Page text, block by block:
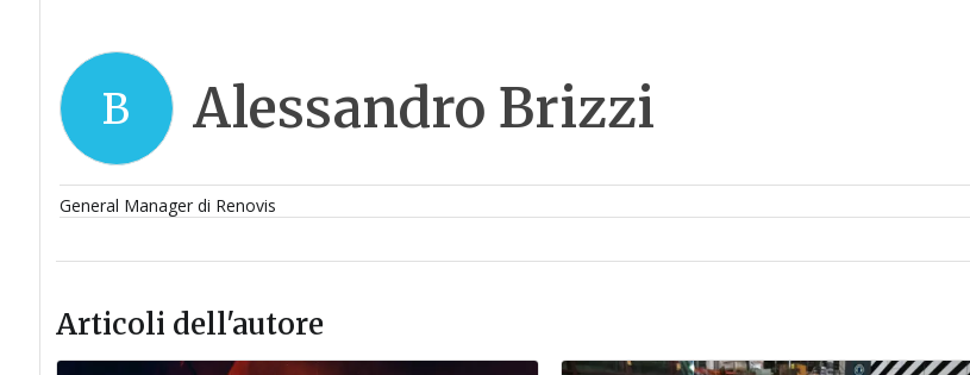
B Alessandro Brizzi
General Manager di Renovis
Articoli dell'autore